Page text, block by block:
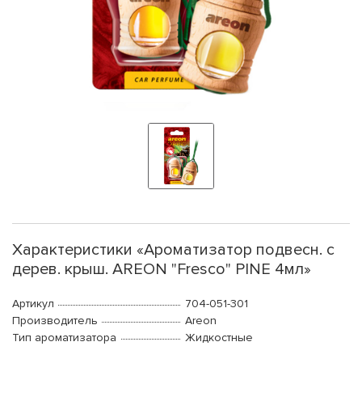
Характеристики «Ароматизатор подвесн. с
дерев. крыш. AREON "Fresco" PINE 4мл»
Артикул
704-051-301
Производитель
Areon
Тип ароматизатора
Жидкостные